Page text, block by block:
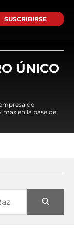
SUSCRIBIRSE
ÚNICO
de
en la base de